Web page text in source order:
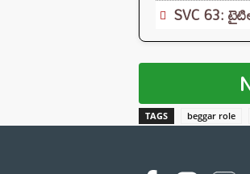
SVC 63:
TAGS beggar role